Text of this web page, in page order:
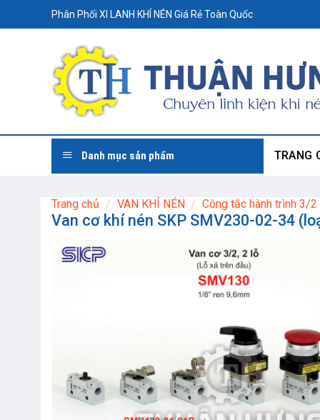
to
Phân Phối XI LANH KHÍ NÉN Giá Rẻ Toàn Quốc
Danh mục sản phẩm TRANG
Trang chủ / VAN KHÍ NÉN / Công tắc hành trình 3/2
Van cơ khí nén SKP SMV230-02-34